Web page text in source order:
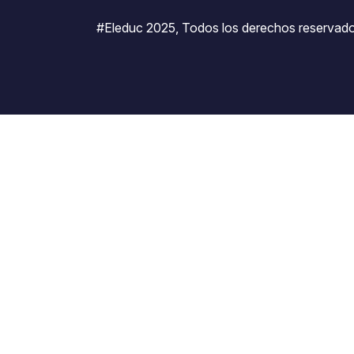
#Eleduc 2025, Todos los derechos